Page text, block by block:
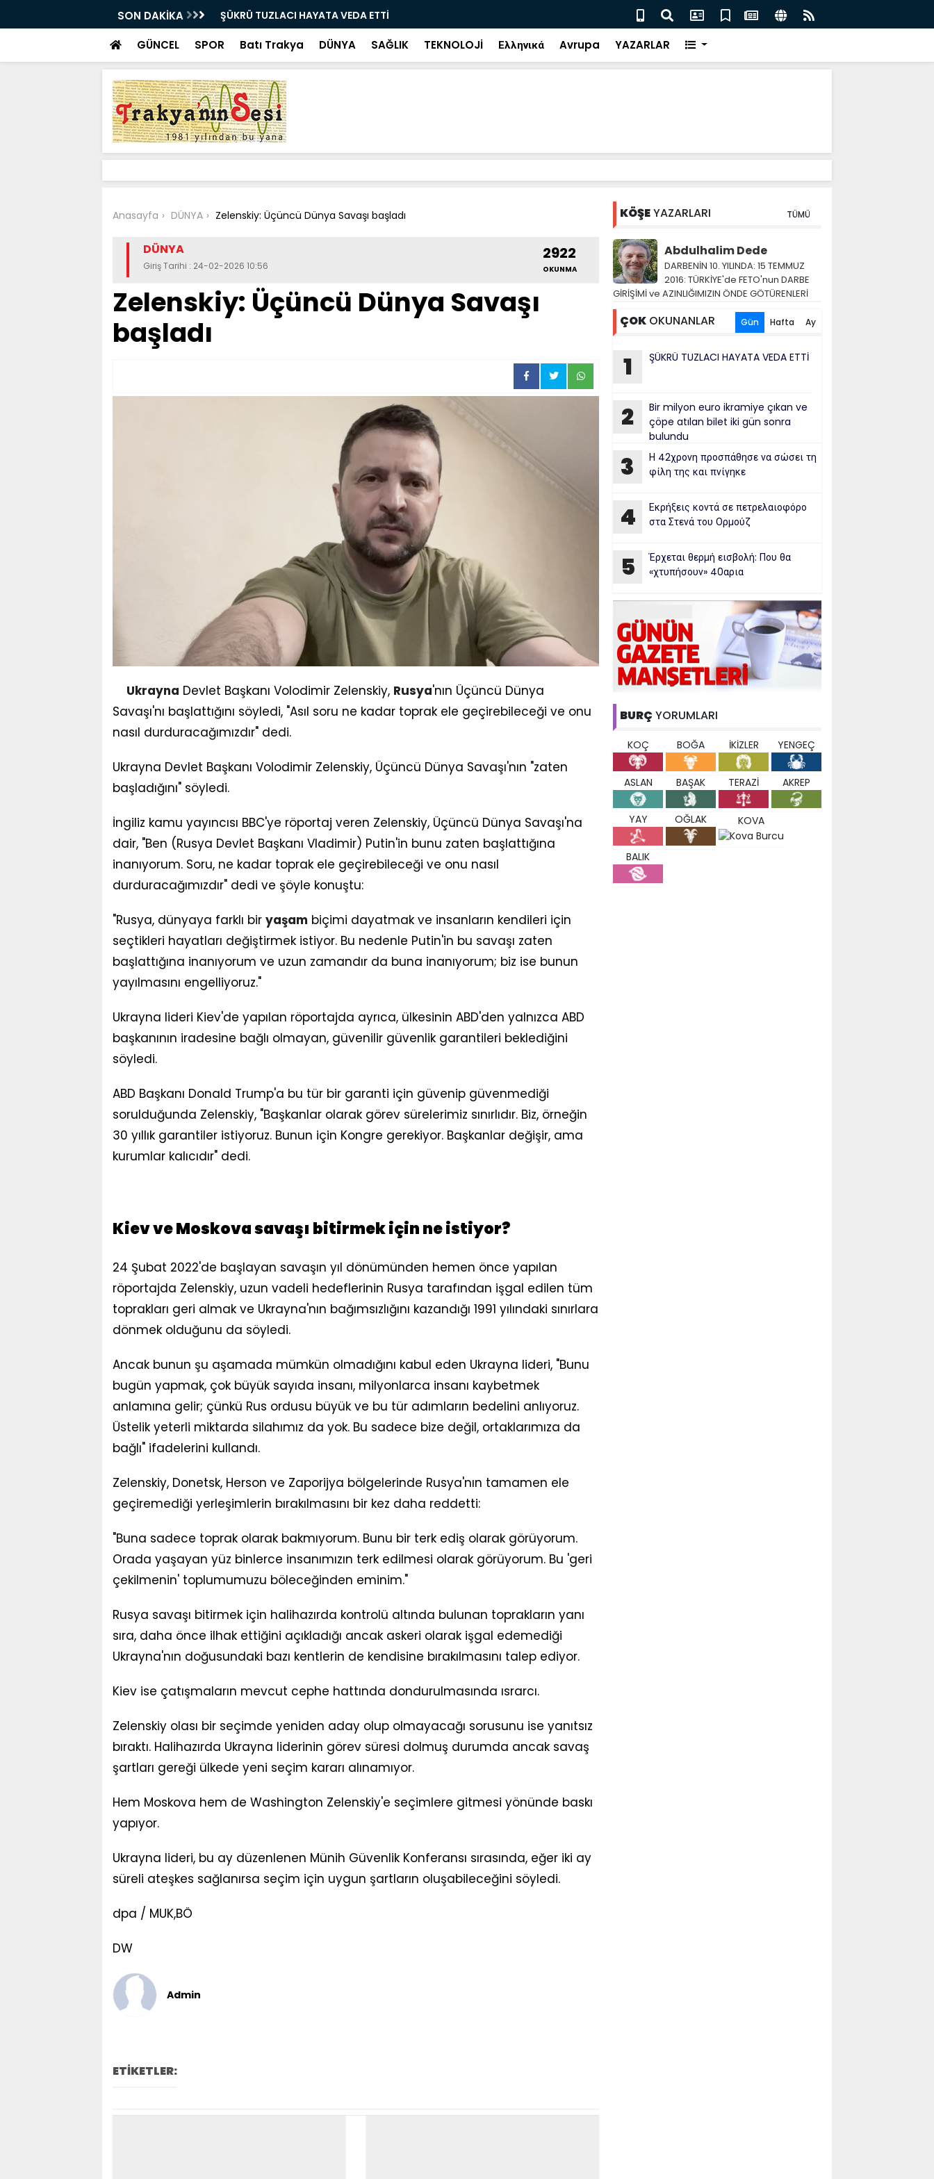
SON DAKİKA
Bir milyon euro ikramiye çıkan ve çöpe atılan bilet iki gün sonra
bulundu
Salah transferi için İngiliz medyası ne diyor?
GÜNCEL SPOR Batı Trakya DÜNYA SAĞLIK TEKNOLOJİ Ελληνικά Avrupa YAZARLAR
Anasayfa DÜNYA Zelenskiy: Üçüncü Dünya Savaşı başladı
DÜNYA
Giriş Tarihi : 24-02-2026 10:56
2922
OKUNMA
Zelenskiy: Üçüncü Dünya Savaşı
başladı
Ukrayna Devlet Başkanı Volodimir Zelenskiy, Rusya'nın Üçüncü Dünya
Savaşı'nı başlattığını söyledi, "Asıl soru ne kadar toprak ele geçirebileceği ve onu
nasıl durduracağımızdır" dedi.
Ukrayna Devlet Başkanı Volodimir Zelenskiy, Üçüncü Dünya Savaşı'nın "zaten
başladığını" söyledi.
İngiliz kamu yayıncısı BBC'ye röportaj veren Zelenskiy, Üçüncü Dünya Savaşı'na
dair, "Ben (Rusya Devlet Başkanı Vladimir) Putin'in bunu zaten başlattığına
inanıyorum. Soru, ne kadar toprak ele geçirebileceği ve onu nasıl
durduracağımızdır" dedi ve şöyle konuştu:
"Rusya, dünyaya farklı bir yaşam biçimi dayatmak ve insanların kendileri için
seçtikleri hayatları değiştirmek istiyor. Bu nedenle Putin'in bu savaşı zaten
başlattığına inanıyorum ve uzun zamandır da buna inanıyorum; biz ise bunun
yayılmasını engelliyoruz."
Ukrayna lideri Kiev'de yapılan röportajda ayrıca, ülkesinin ABD'den yalnızca ABD
başkanının iradesine bağlı olmayan, güvenilir güvenlik garantileri beklediğini
söyledi.
ABD Başkanı Donald Trump'a bu tür bir garanti için güvenip güvenmediği
sorulduğunda Zelenskiy, "Başkanlar olarak görev sürelerimiz sınırlıdır. Biz, örneğin
30 yıllık garantiler istiyoruz. Bunun için Kongre gerekiyor. Başkanlar değişir, ama
kurumlar kalıcıdır" dedi.
Kiev ve Moskova savaşı bitirmek için ne istiyor?
24 Şubat 2022'de başlayan savaşın yıl dönümünden hemen önce yapılan
röportajda Zelenskiy, uzun vadeli hedeflerinin Rusya tarafından işgal edilen tüm
toprakları geri almak ve Ukrayna'nın bağımsızlığını kazandığı 1991 yılındaki sınırlara
dönmek olduğunu da söyledi.
Ancak bunun şu aşamada mümkün olmadığını kabul eden Ukrayna lideri, "Bunu
bugün yapmak, çok büyük sayıda insanı, milyonlarca insanı kaybetmek
anlamına gelir; çünkü Rus ordusu büyük ve bu tür adımların bedelini anlıyoruz.
Üstelik yeterli miktarda silahımız da yok. Bu sadece bize değil, ortaklarımıza da
bağlı" ifadelerini kullandı.
Zelenskiy, Donetsk, Herson ve Zaporijya bölgelerinde Rusya'nın tamamen ele
geçiremediği yerleşimlerin bırakılmasını bir kez daha reddetti:
"Buna sadece toprak olarak bakmıyorum. Bunu bir terk ediş olarak görüyorum.
Orada yaşayan yüz binlerce insanımızın terk edilmesi olarak görüyorum. Bu 'geri
çekilmenin' toplumumuzu böleceğinden eminim."
Rusya savaşı bitirmek için halihazırda kontrolü altında bulunan toprakların yanı
sıra, daha önce ilhak ettiğini açıkladığı ancak askeri olarak işgal edemediği
Ukrayna'nın doğusundaki bazı kentlerin de kendisine bırakılmasını talep ediyor.
Kiev ise çatışmaların mevcut cephe hattında dondurulmasında ısrarcı.
Zelenskiy olası bir seçimde yeniden aday olup olmayacağı sorusunu ise yanıtsız
bıraktı. Halihazırda Ukrayna liderinin görev süresi dolmuş durumda ancak savaş
şartları gereği ülkede yeni seçim kararı alınamıyor.
Hem Moskova hem de Washington Zelenskiy'e seçimlere gitmesi yönünde baskı
yapıyor.
Ukrayna lideri, bu ay düzenlenen Münih Güvenlik Konferansı sırasında, eğer iki ay
süreli ateşkes sağlanırsa seçim için uygun şartların oluşabileceğini söyledi.
dpa / MUK,BÖ
DW
Admin
ETİKETLER:
KÖŞEYAZARLARI TÜMÜ
Abdulhalim Dede
DARBENİN 10. YILINDA: 15 TEMMUZ
2016: TÜRKİYE'de FETO'nun DARBE
GİRİŞİMİ ve AZINLIĞIMIZIN ÖNDE GÖTÜRENLERİ
ÇOK OKUNANLAR Gün Hafta Ay
1 ŞÜKRÜ TUZLACI HAYATA VEDA ETTİ
2
Bir milyon euro ikramiye çıkan ve
çöpe atılan bilet iki gün sonra
bulundu
3
Η 42χρονη προσπάθησε να σώσει τη
φίλη της και πνίγηκε
4
Εκρήξεις κοντά σε πετρελαιοφόρο
στα Στενά του Ορμούζ
5
Έρχεται θερμή εισβολή: Που θα
«χτυπήσουν» 40αρια
BURÇ YORUMLARI
KOÇ BOĞA İKİZLER YENGEÇ
ASLAN BAŞAK TERAZİ AKREP
YAY OĞLAK KOVA
BALIK